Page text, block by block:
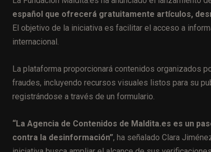
español que ofrecerá gratuitamente artículos,
El objetivo de la iniciativa es facilitar el acceso a
internacional.
La plataforma proporcionará contenidos organizados
fraudes, incluyendo recursos visuales listos para su
registrándose a través de un formulario.
“La Agencia de Contenidos de Maldita.es es un
contra la desinformación”, ha señalado Clara